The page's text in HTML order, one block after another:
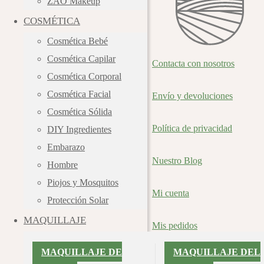
COSMÉTICA
Cosmética Bebé
Cosmética Capilar
Cosmética Corporal
Cosmética Facial
Cosmética Sólida
DIY Ingredientes
Embarazo
Hombre
Piojos y Mosquitos
Protección Solar
MAQUILLAJE
MAQUILLAJE DE
MAQUILLAJE DEL
Contacta con nosotros
Envío y devoluciones
Política de privacidad
Nuestro Blog
Mi cuenta
Mis pedidos
Detalles de la cuenta